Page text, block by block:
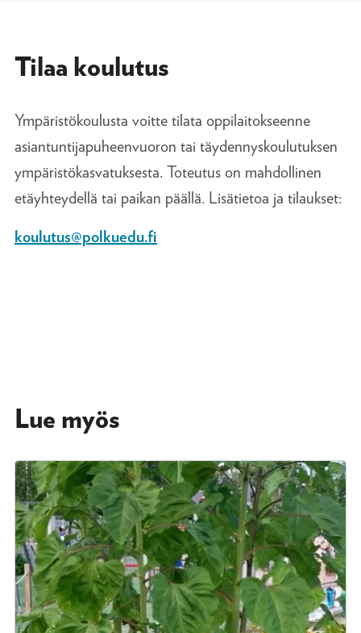
Tilaa koulutus
Ympäristökoulusta voitte tilata oppilaitokseenne
asiantuntijapuheenvuoron tai täydennyskoulutuksen
ympäristökasvatuksesta. Toteutus on mahdollinen
etäyhteydellä tai paikan päällä. Lisätietoa ja tilaukset:
koulutus@polkuedu.fi
Lue myös